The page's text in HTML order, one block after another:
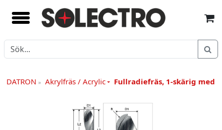
DATRON» Akrylfräs / Acrylic Fullradiefräs, 1-skärig med